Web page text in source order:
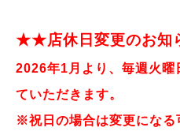
★★店休日変更のお
2026年1月より、毎週火曜
ていただきます。
※祝日の場合は変更にな